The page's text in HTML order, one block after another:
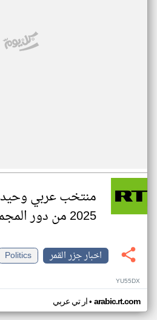
منتخب عربي وحيد
2025 من دور المجموعات
اخبار جزر القمر
Politics
YU55DX
ار تي عربي• arabic.rt.com